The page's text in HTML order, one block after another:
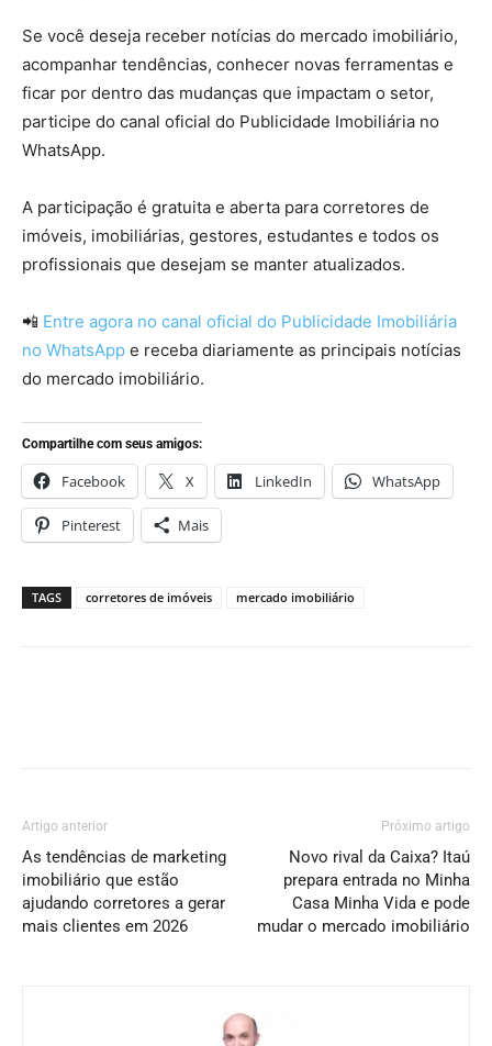
Se você deseja receber notícias do mercado imobiliário,
acompanhar tendências, conhecer novas ferramentas e
ficar por dentro das mudanças que impactam o setor,
participe do canal oficial do Publicidade Imobiliária no
WhatsApp.
A participação é gratuita e aberta para corretores de
imóveis, imobiliárias, gestores, estudantes e todos os
profissionais que desejam se manter atualizados.
📲 Entre agora no canal oficial do Publicidade Imobiliária
no WhatsApp e receba diariamente as principais notícias
do mercado imobiliário.
Compartilhe com seus amigos:
Facebook X LinkedIn WhatsApp
Pinterest Mais
TAGS corretores de imóveis mercado imobiliário
Artigo anterior
As tendências de marketing
imobiliário que estão
ajudando corretores a gerar
mais clientes em 2026
Próximo artigo
Novo rival da Caixa? Itaú
prepara entrada no Minha
Casa Minha Vida e pode
mudar o mercado imobiliário